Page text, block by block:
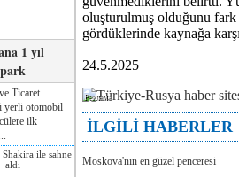
1 yıl
Ticaret
yerli otomobil
ilk
oluşturulmuş olduğunu fark
gördüklerinde kaynağa
24.5.2025
Реклама
İLGİLİ HABERLER
Moskova'nın en güzel penceresi